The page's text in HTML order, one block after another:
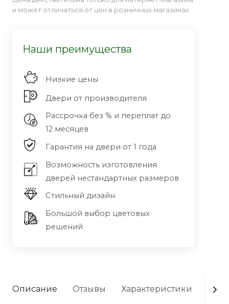
и может отличаться от цен в розничных магазинах
Наши преимущества
Низкие цены
Двери от производителя
Рассрочка без % и переплат до
12 месяцев
Гарантия на двери от 1 года
Возможность изготовления
дверей нестандартных размеров
Стильный дизайн
Большой выбор цветовых
решений
Описание Отзывы Характеристики